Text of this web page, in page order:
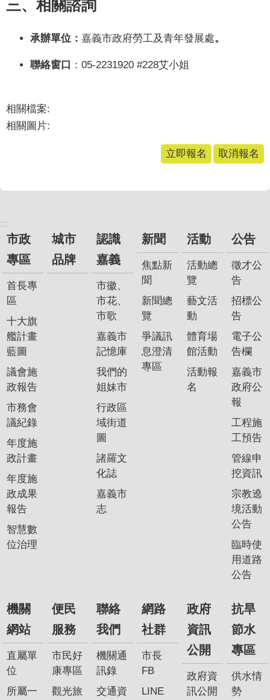
策
資
宣
三、相關諮詢
承辦單位： 嘉義市政府勞工及青年發展處。
聯絡窗口 ：05-2231920 #228艾小姐
相關檔案:
相關圖片:
立即報名 取消報名
:::
市政
專區
首長專
區
十大旗
艦計畫
藍圖
議會施
政報告
市務會
議紀錄
年度施
政計畫
年度施
政成果
報告
智慧數
位治理
城市
品牌
認識
嘉義
市徽、
市花、
市歌
嘉義市
記憶庫
我們的
姐妹市
行政區
域街道
圖
諸羅文
化誌
嘉義市
志
新聞
焦點新
聞
新聞總
覽
爭議訊
息澄清
專區
活動
活動總
覽
藝文活
動
體育場
館活動
活動報
名
公告
徵才公
告
招標公
告
電子公
告欄
嘉義市
政府公
報
工程施
工預告
管線申
挖資訊
宗教遶
境活動
公告
臨時使
用道路
公告
機關
網站
直屬單
位
所屬一
便民
服務
市民好
康專區
觀光旅
聯絡
我們
機關通
訊錄
交通資
網路
社群
市長
FB
LINE
政府
資訊
公開
政府資
訊公開
抗旱
節水
專區
供水情
勢